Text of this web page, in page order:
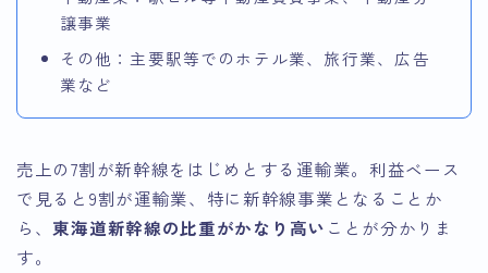
譲事業
その他：主要駅等でのホテル業、旅行業、広告
業など
売上の7割が新幹線をはじめとする運輸業。利益ベース
で見ると9割が運輸業、特に新幹線事業となることか
ら、 東海道新幹線の比重がかなり高い ことが分かりま
す。